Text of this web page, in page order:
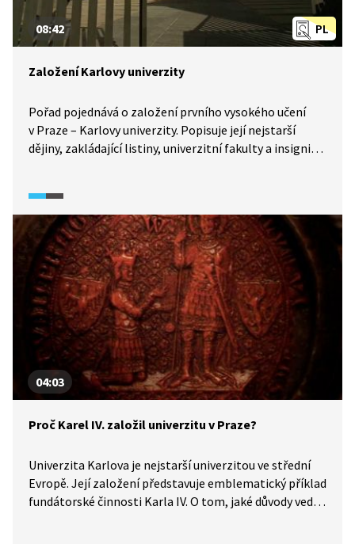
PL
08:42
Založení Karlovy univerzity
Pořad pojednává o založení prvního vysokého učení
v Praze – Karlovy univerzity. Popisuje její nejstarší
dějiny, zakládající listiny, univerzitní fakulty a insignie
04:03
Proč Karel IV. založil univerzitu v Praze?
Univerzita Karlova je nejstarší univerzitou ve střední
Evropě. Její založení představuje emblematický příklad
fundátorské činnosti Karla IV. O tom, jaké důvody vedly